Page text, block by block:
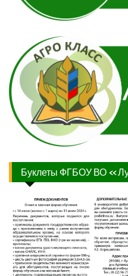
Буклеты ФГБОУ ВО